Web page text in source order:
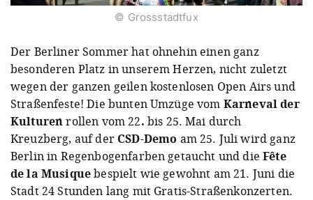
© Grossstadtfux
Der Berliner Sommer hat ohnehin einen ganz
besonderen Platz in unserem Herzen, nicht zuletzt
wegen der ganzen geilen kostenlosen Open Airs und
Straßenfeste! Die bunten Umzüge vom Karneval der
Kulturenrollen vom 22. bis 25. Mai durch
Kreuzberg, auf derCSD-Demo am 25. Juli wird ganz
Berlin in Regenbogenfarben getaucht und dieFête
de la Musiquebespielt wie gewohnt am 21. Juni die
Stadt 24 Stunden lang mit Gratis-Straßenkonzerten.